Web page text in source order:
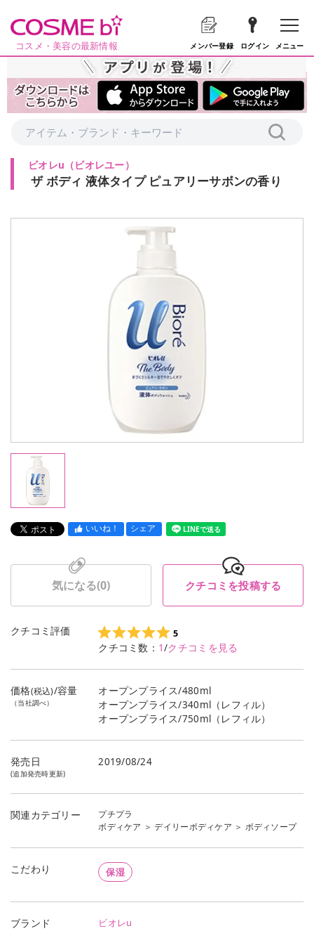
コスメ・美容の最新情報 メンバー登録 ログイン メニュー
ビオレu （ビオレユー）
ザ ボディ 液体タイプ ピュアリーサボンの香り
いいね！ シェア LINEで送る
気になる(0) クチコミを投稿する
クチコミ評価 5
クチコミ数： 1/クチコミを見る
価格(税込)/容量
（当社調べ）
オープンプライス/480ml
オープンプライス/340ml（レフィル）
オープンプライス/750ml（レフィル）
発売日
(追加発売時更新)
2019/08/24
関連カテゴリー
プチプラ
ボディケア ＞デイリーボディケア ＞ ボディソープ
こだわり 保湿
ブランド ビオレu